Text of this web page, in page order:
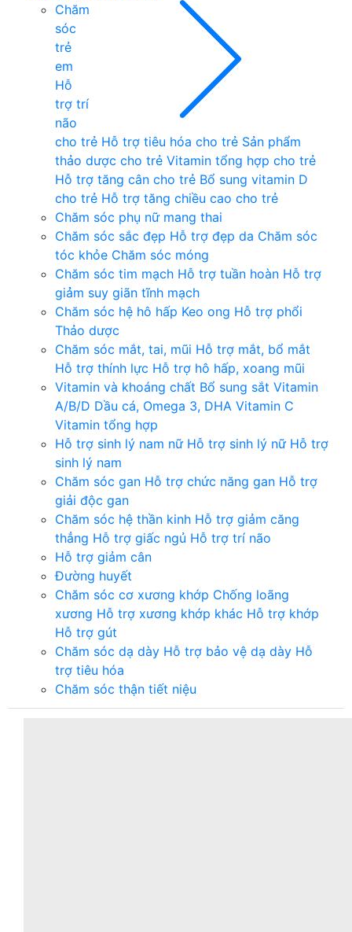
Chăm
sóc
trẻ
em
Hỗ
trợ trí
não
cho trẻ Hỗ trợ tiêu hóa cho trẻ Sản phẩm
thảo dược cho trẻ Vitamin tổng hợp cho trẻ
Hỗ trợ tăng cân cho trẻ Bổ sung vitamin D
cho trẻ Hỗ trợ tăng chiều cao cho trẻ
Chăm sóc phụ nữ mang thai
Chăm sóc sắc đẹp Hỗ trợ đẹp da Chăm sóc
tóc khỏe Chăm sóc móng
Chăm sóc tim mạch Hỗ trợ tuần hoàn Hỗ trợ
giả̉m suy giãn tĩnh mạch
Chăm sóc hệ hô hấp Keo ong Hỗ trợ phổi
Thảo dược
Chăm sóc mắt, tai, mũi Hỗ trợ mắt, bổ mắt
Hỗ trợ thính lực Hỗ trợ hô hấp, xoang mũi
Vitamin và khoáng chất Bổ sung sắt Vitamin
A/B/D Dầu cá, Omega 3, DHA Vitamin C
Vitamin tổng hợp
Hỗ trợ sinh lý nam nữ Hỗ trợ sinh lý nữ Hỗ trợ
sinh lý nam
Chăm sóc gan Hỗ trợ chức năng gan Hỗ trợ
giải độc gan
Chăm sóc hệ thần kinh Hỗ trợ giảm căng
thẳng Hỗ trợ giấc ngủ Hỗ trợ trí não
Hỗ trợ giảm cân
Đường huyết
Chăm sóc cơ xương khớp Chống loãng
xương Hỗ trợ xương khớp khác Hỗ trợ khớp
Hỗ trợ gút
Chăm sóc dạ dày Hỗ trợ bảo vệ dạ dày Hỗ
trợ tiêu hóa
Chăm sóc thận tiết niệu